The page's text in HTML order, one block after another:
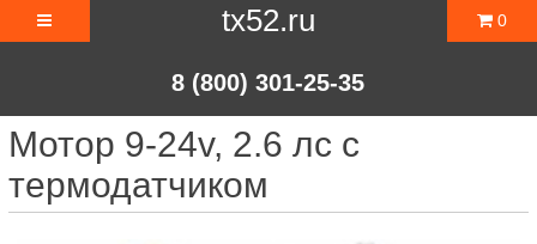
tx52.ru
8 (800) 301-25-35
0
Мотор 9-24v, 2.6 лс с
термодатчиком